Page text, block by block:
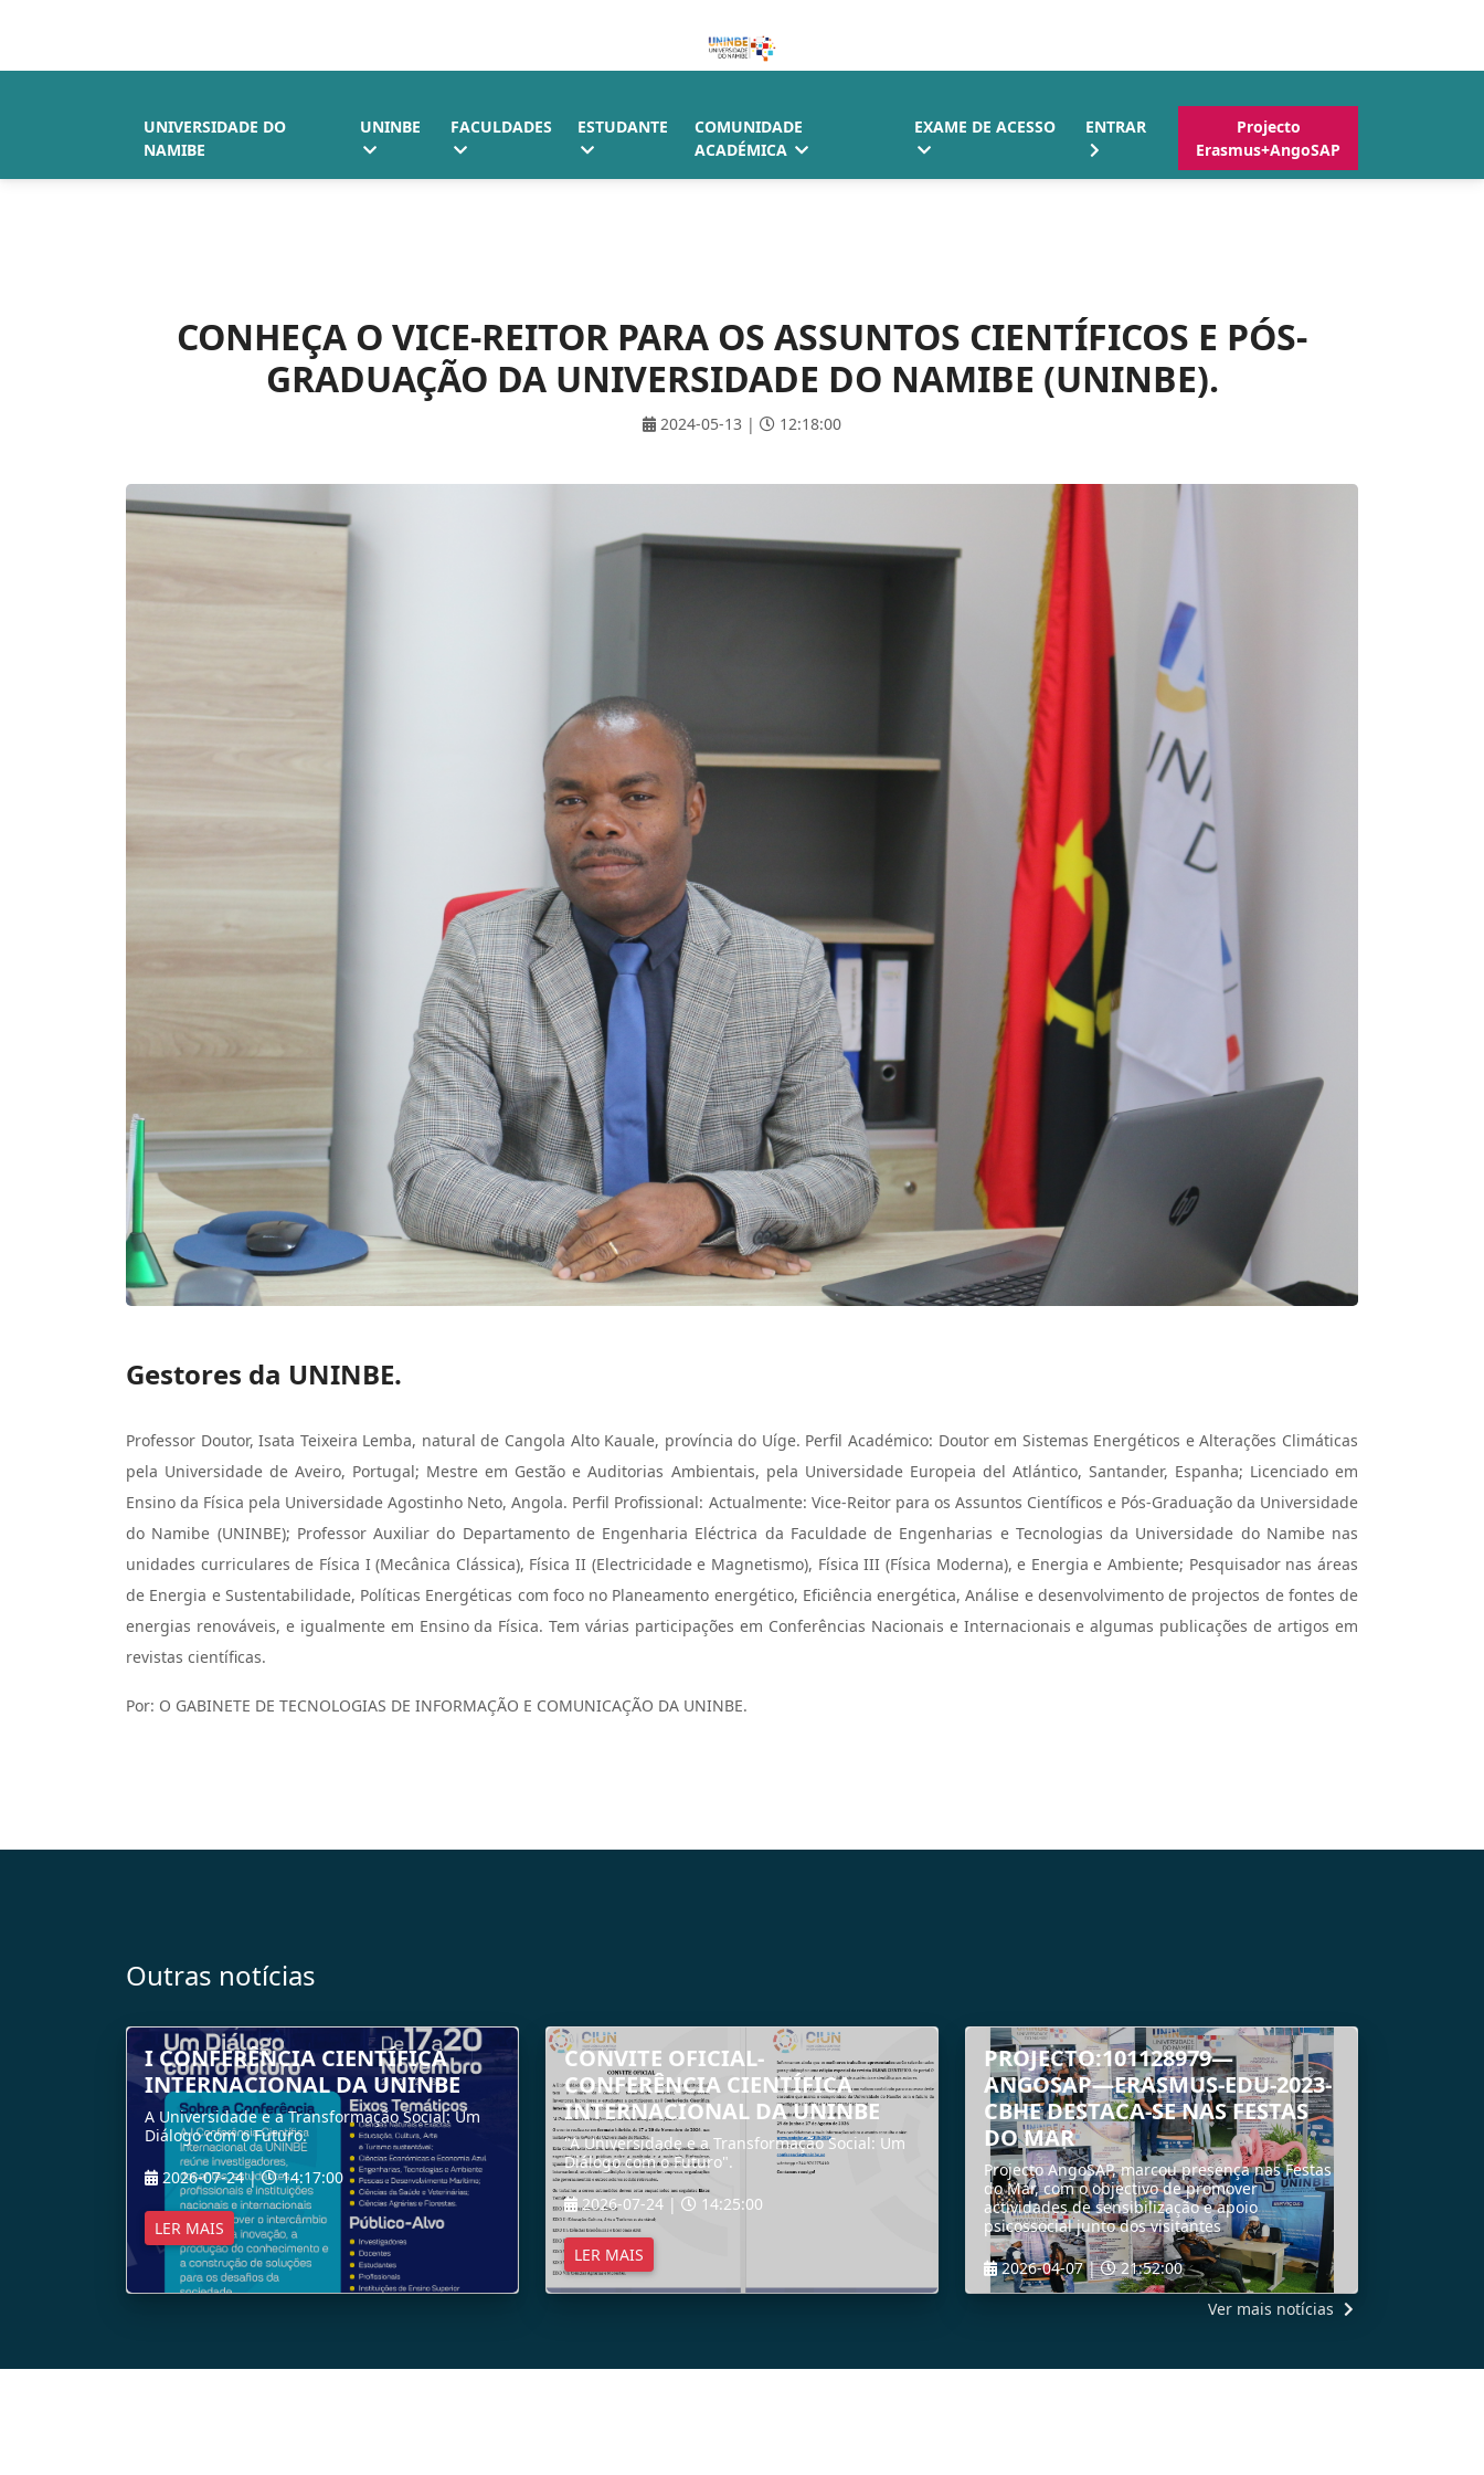
UNIVERSIDADE DO
NAMIBE
UNINBE FACULDADES ESTUDANTE
COMUNIDADE
ACADÉMICA
EXAME DE ACESSO ENTRAR
Projecto
Erasmus+AngoSAP
CONHEÇA O VICE-REITOR PARA OS ASSUNTOS CIENTÍFICOS E PÓS-
GRADUAÇÃO DA UNIVERSIDADE DO NAMIBE (UNINBE).
2024-05-13 | 12:18:00
Gestores da UNINBE.
Professor Doutor, Isata Teixeira Lemba, natural de Cangola Alto Kauale, província do Uíge. Perfil Académico: Doutor em Sistemas Energéticos e Alterações Climáticas
pela Universidade de Aveiro, Portugal; Mestre em Gestão e Auditorias Ambientais, pela Universidade Europeia del Atlántico, Santander, Espanha; Licenciado em
Ensino da Física pela Universidade Agostinho Neto, Angola. Perfil Profissional: Actualmente: Vice-Reitor para os Assuntos Científicos e Pós-Graduação da Universidade
do Namibe (UNINBE); Professor Auxiliar do Departamento de Engenharia Eléctrica da Faculdade de Engenharias e Tecnologias da Universidade do Namibe nas
unidades curriculares de Física I (Mecânica Clássica), Física II (Electricidade e Magnetismo), Física III (Física Moderna), e Energia e Ambiente; Pesquisador nas áreas
de Energia e Sustentabilidade, Políticas Energéticas com foco no Planeamento energético, Eficiência energética, Análise e desenvolvimento de projectos de fontes de
energias renováveis, e igualmente em Ensino da Física. Tem várias participações em Conferências Nacionais e Internacionais e algumas publicações de artigos em
revistas científicas.
Por: O GABINETE DE TECNOLOGIAS DE INFORMAÇÃO E COMUNICAÇÃO DA UNINBE.
Outras notícias
I CONFERÊNCIA CIENTÍFICA
INTERNACIONAL DA UNINBE
A Universidade e a Transformação Social: Um
Diálogo com o Futuro.
2026-07-24 |
14:17:00
LER MAIS
CONVITE OFICIAL-
CONFERÊNCIA CIENTÍFICA
INTERNACIONAL DA UNINBE
"A Universidade e a Transformação Social: Um
Diálogo com o Futuro".
2026-07-24 |
14:25:00
LER MAIS
PROJECTO:101128979—
ANGOSAP—ERASMUS-EDU-2023-
CBHE DESTACA-SE NAS FESTAS
DO MAR
Projecto AngoSAP, marcou presença nas Festas
do Mar, com o objectivo de promover
actividades de sensibilização e apoio
psicossocial junto dos visitantes
2026-04-07 |
21:52:00
Ver mais notícias